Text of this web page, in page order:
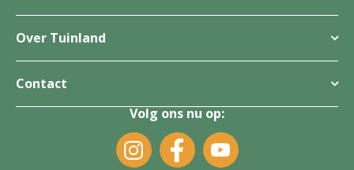
Over Tuinland
Contact
Volg ons nu op: